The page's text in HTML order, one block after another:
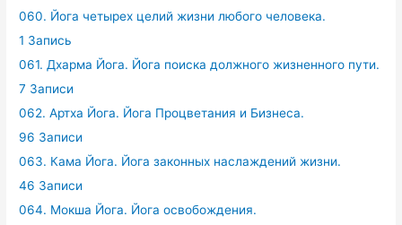
060. Йога четырех целий жизни любого человека.
1 Запись
061. Дхарма Йога. Йога поиска должного жизненного пути.
7 Записи
062. Артха Йога. Йога Процветания и Бизнеса.
96 Записи
063. Кама Йога. Йога законных наслаждений жизни.
46 Записи
064. Мокша Йога. Йога освобождения.